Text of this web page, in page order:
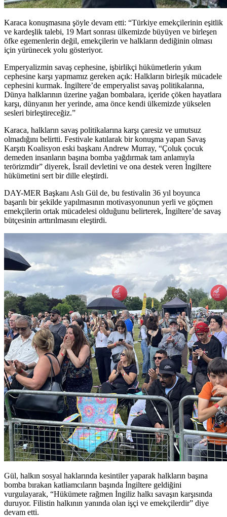
Karaca konuşmasına şöyle devam etti: “Türkiye emekçilerinin eşitlik
ve kardeşlik talebi, 19 Mart sonrası ülkemizde büyüyen ve birleşen
öfke egemenlerin değil, emekçilerin ve halkların dediğinin olması
için yürünecek yolu gösteriyor.
Emperyalizmin savaş cephesine, işbirlikçi hükümetlerin yıkım
cephesine karşı yapmamız gereken açık: Halkların birleşik mücadele
cephesini kurmak. İngiltere’de emperyalist savaş politikalarına,
Dünya halklarının üzerine yağan bombalara, içeride çöken hayatlara
karşı, dünyanın her yerinde, ama önce kendi ülkemizde yükselen
sesleri birleştireceğiz.”
Karaca, halkların savaş politikalarına karşı çaresiz ve umutsuz
olmadığını belirtti. Festivale katılarak bir konuşma yapan Savaş
Karşıtı Koalisyon eski başkanı Andrew Murray, “Çoluk çocuk
demeden insanların başına bomba yağdırmak tam anlamıyla
terörizmdir” diyerek, İsrail devletini ve ona destek veren İngiltere
hükümetini sert bir dille eleştirdi.
DAY-MER Başkanı Aslı Gül de, bu festivalin 36 yıl boyunca
başarılı bir şekilde yapılmasının motivasyonunun yerli ve göçmen
emekçilerin ortak mücadelesi olduğunu belirterek, İngiltere’de savaş
bütçesinin arttırılmasını eleştirdi.
Gül, halkın sosyal haklarında kesintiler yaparak halkların başına
bomba bırakan katliamcıların başında İngiltere geldiğini
vurgulayarak, “Hükümete rağmen İngiliz halkı savaşın karşısında
duruyor. Filistin halkının yanında olan işçi ve emekçilerdir” diye
devam etti.